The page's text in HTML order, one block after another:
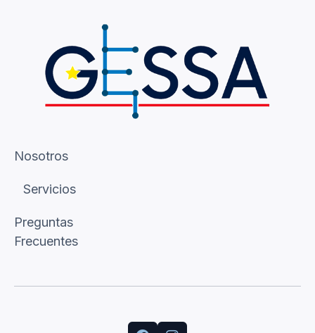
Nosotros
Servicios
Preguntas
Frecuentes